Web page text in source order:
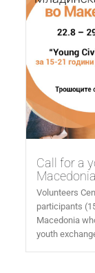
Call for a
Volunteers
participants
Macedonia
youth